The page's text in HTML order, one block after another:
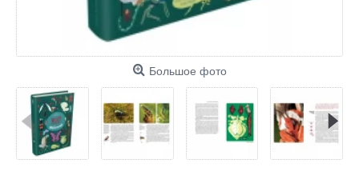
Большое фото